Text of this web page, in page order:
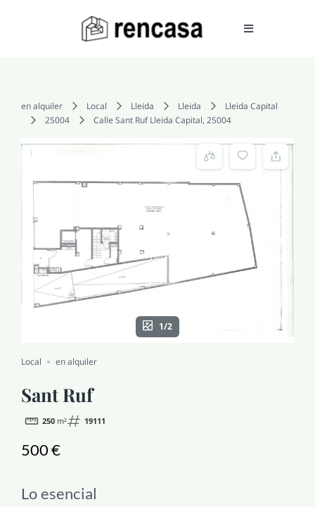
Toggle
ALQUILAR
SERVICIOS
CONOCENOS
PERFIL
en alquiler Local Lleida Lleida
Lleida Capital
25004
Calle Sant Ruf Lleida Capital, 25004
1/2
Local en alquiler
Sant Ruf
250 m² 19111
500 €
Lo esencial